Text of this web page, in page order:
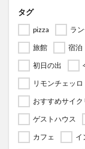
タグ
pizza ラ
旅館
宿泊
初日の出
リモンチェッロ
おすすめサイ
ゲストハウス
カフェ
イ